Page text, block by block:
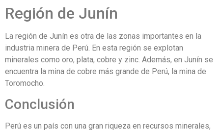
Región de Junín
La región de Junín es otra de las zonas importantes en la
industria minera de Perú. En esta región se explotan
minerales como oro, plata, cobre y zinc. Además, en Junín se
encuentra la mina de cobre más grande de Perú, la mina de
Toromocho.
Conclusión
Perú es un país con una gran riqueza en recursos minerales,